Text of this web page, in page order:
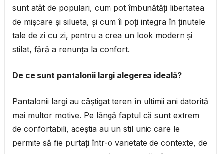
sunt atât de populari, cum pot îmbunătăți libertatea
de mișcare și silueta, și cum îi poți integra în ținutele
tale de zi cu zi, pentru a crea un look modern și
stilat, fără a renunța la confort.
De ce sunt pantalonii largi alegerea ideală?
Pantalonii largi au câștigat teren în ultimii ani datorită
mai multor motive. Pe lângă faptul că sunt extrem
de confortabili, aceștia au un stil unic care le
permite să fie purtați într-o varietate de contexte, de